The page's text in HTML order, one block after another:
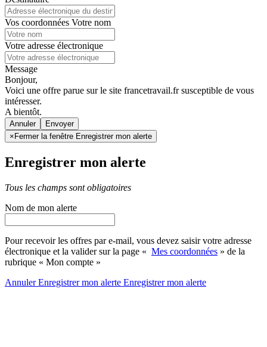
Vos coordonnées Votre nom
Votre adresse électronique
Message
Bonjour,
Voici une offre parue sur le site francetravail.fr susceptible de vous
intéresser.
A bientôt.
Annuler
× Fermer la fenêtre Enregistrer mon alerte
Enregistrer mon alerte
Tous les champs sont obligatoires
Nom de mon alerte
Pour recevoir les offres par e-mail, vous devez saisir votre adresse
électronique et la valider sur la page « Mes coordonnées » de la
rubrique « Mon compte »
AnnulerEnregistrer mon alerte Enregistrermon alerte